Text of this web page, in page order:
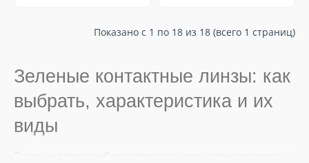
Показано с 1 по 18 из 18 (всего 1 страниц)
Зеленые контактные линзы: как
выбрать, характеристика и их
виды
Зеленые глаза наиболее редкие в мире, наверное именно